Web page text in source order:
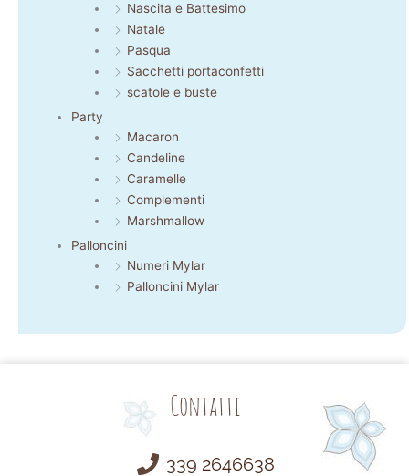
Nascita e Battesimo
Natale
Pasqua
Sacchetti portaconfetti
scatole e buste
Party
Macaron
Candeline
Caramelle
Complementi
Marshmallow
Palloncini
Numeri Mylar
Palloncini Mylar
Contatti
339 2646638